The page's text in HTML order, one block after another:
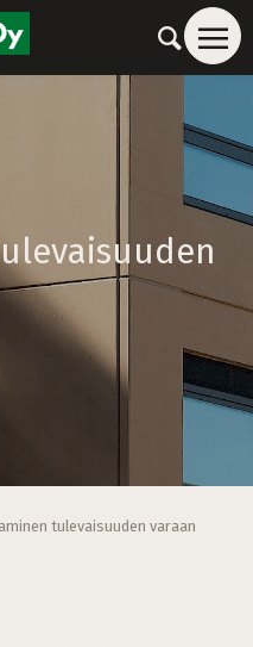
tulevaisuuden varaan